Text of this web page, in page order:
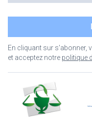
En cliquant sur s'abonner,
et acceptez notre politique